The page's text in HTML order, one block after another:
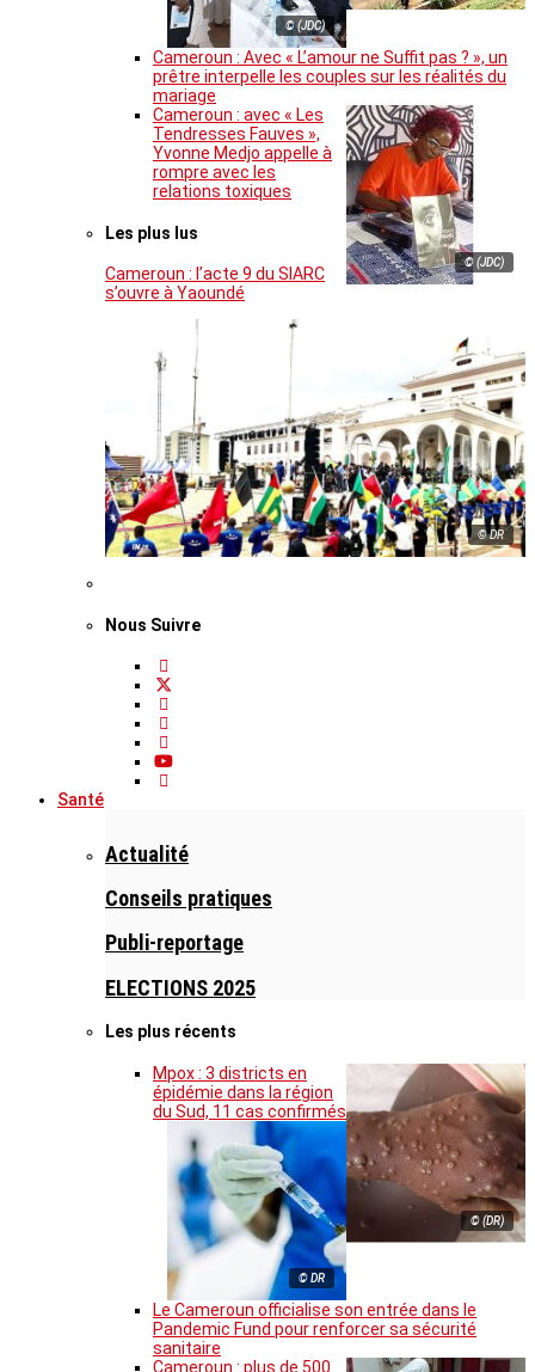
© (JDC)
Cameroun : Avec « L’amour ne Suffit pas ? », un
prêtre interpelle les couples sur les réalités du
mariage
© (JDC)
Cameroun : avec « Les
Tendresses Fauves »,
Yvonne Medjo appelle à
rompre avec les
relations toxiques
Les plus lus
Cameroun : l’acte 9 du SIARC
s’ouvre à Yaoundé
© DR
Nous Suivre
Santé
Actualité
Conseils pratiques
Publi-reportage
ELECTIONS 2025
Les plus récents
© (DR)
Mpox : 3 districts en
épidémie dans la région
du Sud, 11 cas confirmés
© DR
Le Cameroun officialise son entrée dans le
Pandemic Fund pour renforcer sa sécurité
sanitaire
Cameroun : plus de 500